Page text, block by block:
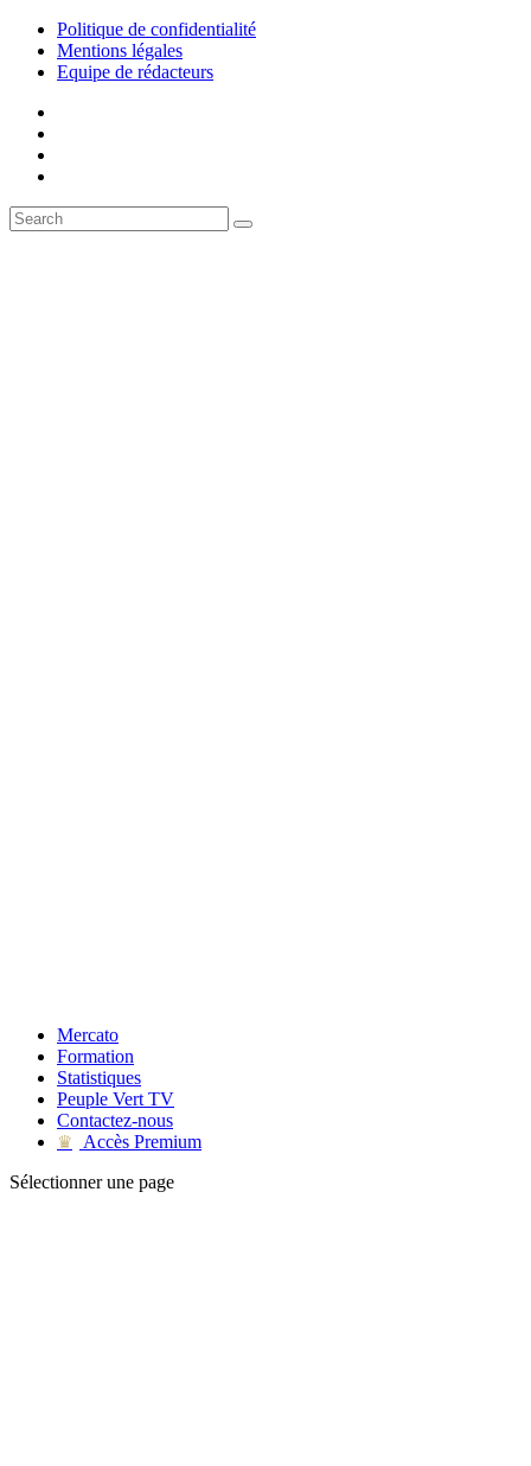
Politique de confidentialité
Mentions légales
Equipe de rédacteurs
Mercato
Formation
Statistiques
Peuple Vert TV
Contactez-nous
♛
Accès Premium
Sélectionner une page